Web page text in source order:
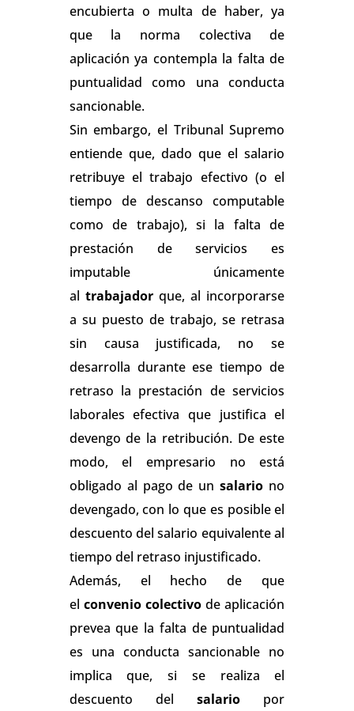
encubierta o multa de haber, ya
que la norma colectiva de
aplicación ya contempla la falta de
puntualidad como una conducta
sancionable.
Sin embargo, el Tribunal Supremo
entiende que, dado que el salario
retribuye el trabajo efectivo (o el
tiempo de descanso computable
como de trabajo), si la falta de
prestación de servicios es
imputable únicamente
al trabajadorque, al incorporarse
a su puesto de trabajo, se retrasa
sin causa justificada, no se
desarrolla durante ese tiempo de
retraso la prestación de servicios
laborales efectiva que justifica el
devengo de la retribución. De este
modo, el empresario no está
obligado al pago de unsalario no
devengado, con lo que es posible el
descuento del salario equivalente al
tiempo del retraso injustificado.
Además, el hecho de que
el convenio colectivo de aplicación
prevea que la falta de puntualidad
es una conducta sancionable no
implica que, si se realiza el
descuento delsalario por